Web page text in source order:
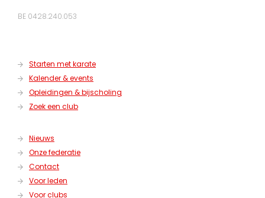
BE 0428.240.053
Starten met karate
Kalender & events
Opleidingen & bijscholing
Zoek een club
Nieuws
Onze federatie
Contact
Voor leden
Voor clubs